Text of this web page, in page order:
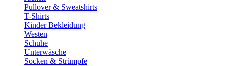
Pullover & Sweatshirts
T-Shirts
Kinder Bekleidung
Westen
Schuhe
Unterwäsche
Socken & Strümpfe